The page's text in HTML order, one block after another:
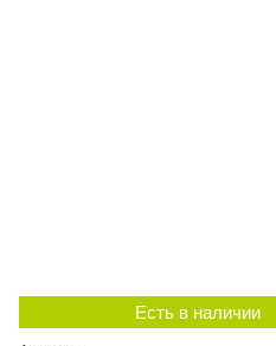
Есть в наличии